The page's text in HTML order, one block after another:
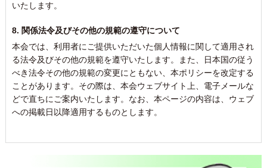
いたします。
8. 関係法令及びその他の規範の遵守について
本会では、利用者にご提供いただいた個人情報に関して適用され
る法令及びその他の規範を遵守いたします。また、日本国の従う
べき法令その他の規範の変更にともない、本ポリシーを改定する
ことがあります。その際は、本会ウェブサイト上、電子メールな
どで直ちにご案内いたします。なお、本ページの内容は、ウェブ
への掲載日以降適用するものとします。